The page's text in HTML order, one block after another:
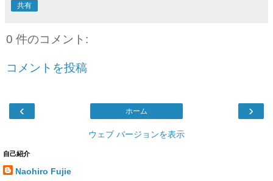
共有
0 件のコメント:
コメントを投稿
‹ ›
ホーム
ウェブ バージョンを表示
自己紹介
Naohiro Fujie